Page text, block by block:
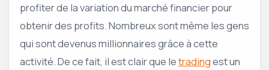
profiter de la variation du marché financier pour
obtenir des profits. Nombreux sont même les gens
qui sont devenus millionnaires grâce à cette
activité. De ce fait, il est clair que letradingest un